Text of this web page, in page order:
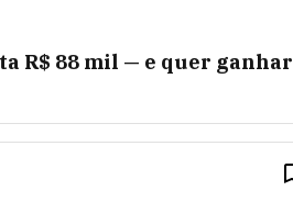
R$ 88 mil — e quer ganhar